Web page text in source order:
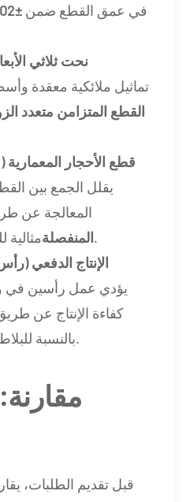
في عمق القطع ضمن ±0.02 مم
نحت ثلاثي
→ تماثيل ملائكية معقدة
القطع المتزامن متعدد
قطع الأحجار
المعالجة عن
المنفصلةمثالية للمشاريع واسعة النطاق.
الإنتاج الدفعي
كفاءة الإنتاج عن
بالنسبة للبلاط وأحجار الطرق العمياء.
مقارنة:
قبل تقديم الطلبات،